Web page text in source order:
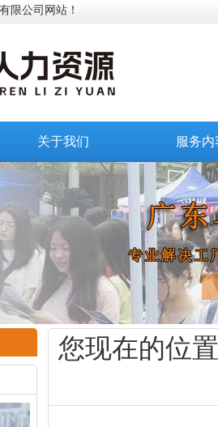
限公司网站！
关于我们 服务内
您现在的位